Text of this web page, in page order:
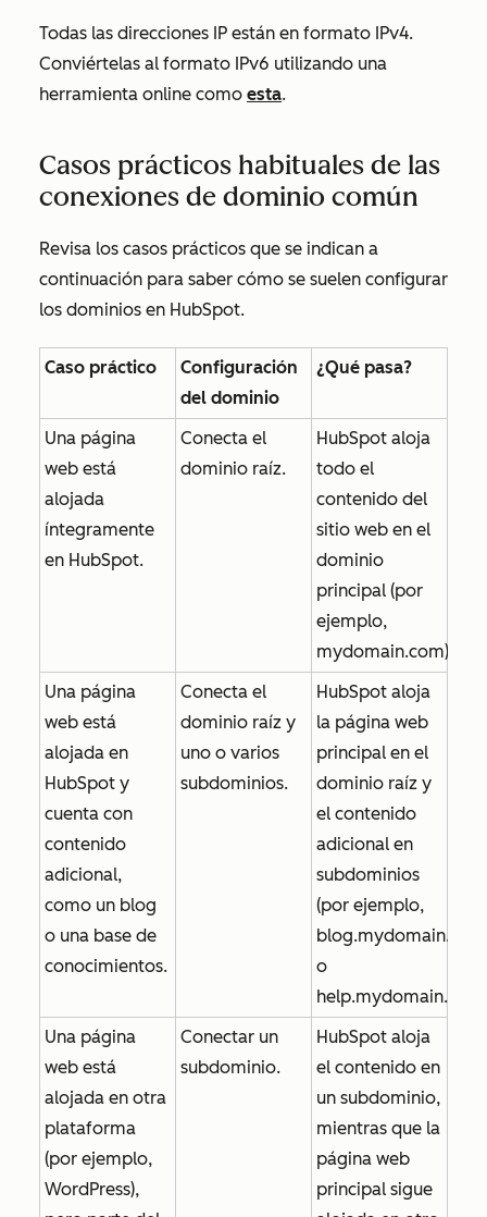
Todas las direcciones IP están en formato IPv4.
Conviértelas al formato IPv6 utilizando una
herramienta online como esta.
Casos prácticos habituales de las
conexiones de dominio común
Revisa los casos prácticos que se indican a
continuación para saber cómo se suelen configurar
los dominios en HubSpot.
Caso práctico
Configuración
del dominio
¿Qué pasa?
Una página
web está
alojada
íntegramente
en HubSpot.
Conecta el
dominio raíz.
HubSpot aloja
todo el
contenido del
sitio web en el
dominio
principal (por
ejemplo,
mydomain.com)
Una página
web está
alojada en
HubSpot y
cuenta con
contenido
adicional,
como un blog
o una base de
conocimientos.
Conecta el
dominio raíz y
uno o varios
subdominios.
HubSpot aloja
la página web
principal en el
dominio raíz y
el contenido
adicional en
subdominios
(por ejemplo,
blog.mydomain.com
o
help.mydomain.com
Una página
web está
alojada en otra
plataforma
(por ejemplo,
WordPress),
Conectar un
subdominio.
HubSpot aloja
el contenido en
un subdominio,
mientras que la
página web
principal sigue